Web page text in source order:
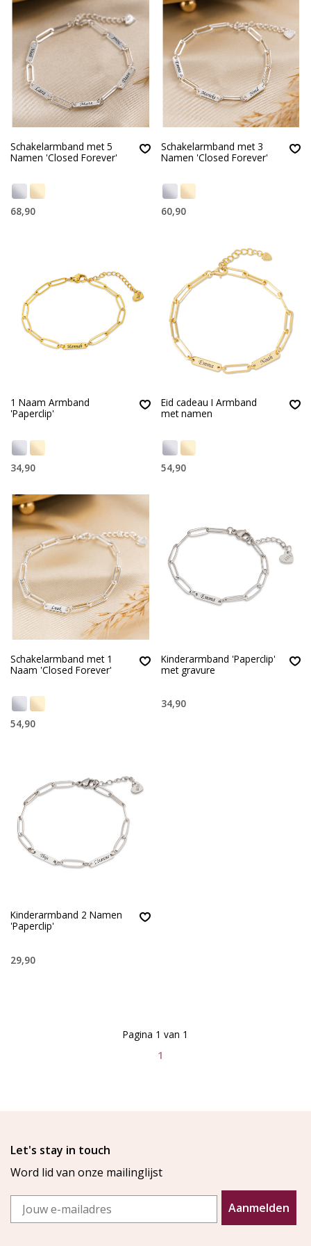
Schakelarmband met 5
Namen 'Closed Forever'
68,90
Schakelarmband met 3
Namen 'Closed Forever'
60,90
1 Naam Armband
'Paperclip'
34,90
Eid cadeau I Armband
met namen
54,90
Schakelarmband met 1
Naam 'Closed Forever'
54,90
Kinderarmband 'Paperclip'
met gravure
34,90
Kinderarmband 2 Namen
'Paperclip'
29,90
1
Pagina 1 van 1
Let's stay in touch
Word lid van onze mailinglijst
Email
Aanmelden